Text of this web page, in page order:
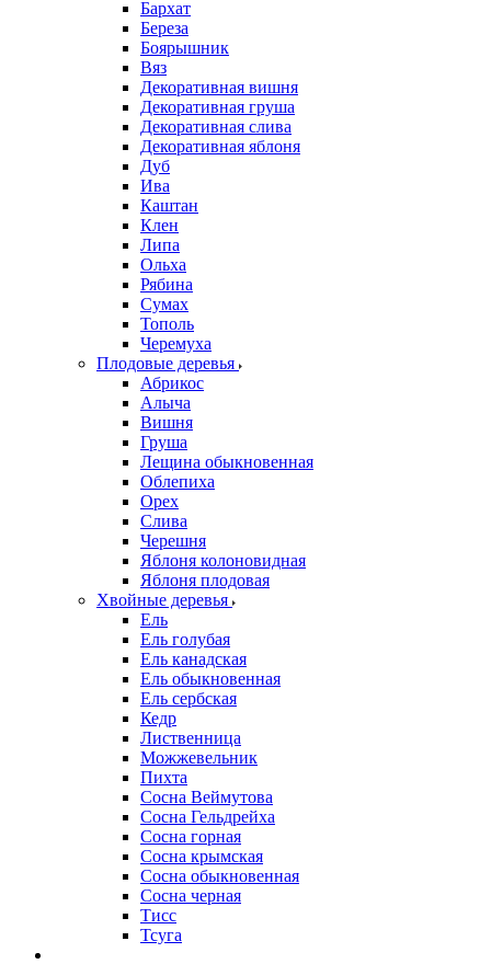
Бархат
Береза
Боярышник
Вяз
Декоративная вишня
Декоративная груша
Декоративная слива
Декоративная яблоня
Дуб
Ива
Каштан
Клен
Липа
Ольха
Рябина
Сумах
Тополь
Черемуха
Плодовые деревья
Абрикос
Алыча
Вишня
Груша
Лещина обыкновенная
Облепиха
Орех
Слива
Черешня
Яблоня колоновидная
Яблоня плодовая
Хвойные деревья
Ель
Ель голубая
Ель канадская
Ель обыкновенная
Ель сербская
Кедр
Лиственница
Можжевельник
Пихта
Сосна Веймутова
Сосна Гельдрейха
Сосна горная
Сосна крымская
Сосна обыкновенная
Сосна черная
Тисс
Тсуга